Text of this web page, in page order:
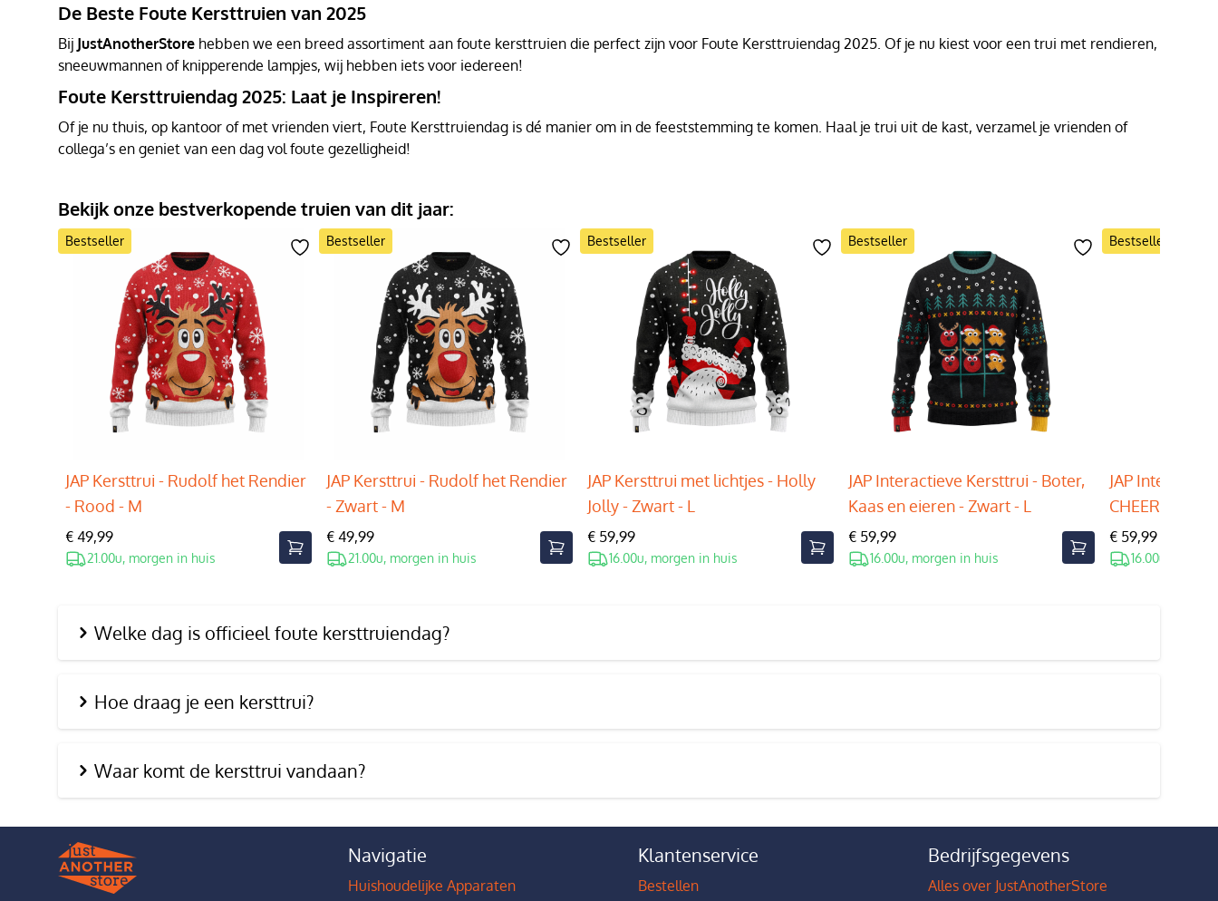
De Beste Foute Kersttruien van 2025
Bij JustAnotherStore hebben we een breed assortiment aan foute kersttruien die perfect zijn voor Foute Kersttruiendag 2025. Of je nu kiest voor een trui met rendieren,
sneeuwmannen of knipperende lampjes, wij hebben iets voor iedereen!
Foute Kersttruiendag 2025: Laat je Inspireren!
Of je nu thuis, op kantoor of met vrienden viert, Foute Kersttruiendag is dé manier om in de feeststemming te komen. Haal je trui uit de kast, verzamel je vrienden of
collega’s en geniet van een dag vol foute gezelligheid!
Bekijk onze bestverkopende truien van dit jaar:
Bestseller
JAP Kersttrui - Rudolf het Rendier
- Rood - M
€ 49,99
21.00u, morgen in huis
Bestseller
JAP Kersttrui - Rudolf het Rendier
- Zwart - M
€ 49,99
21.00u, morgen in huis
Bestseller
JAP Kersttrui met lichtjes - Holly
Jolly - Zwart - L
€ 59,99
16.00u, morgen in huis
Bestseller
JAP Interactieve Kersttrui - Boter,
Kaas en eieren - Zwart - L
€ 59,99
16.00u, morgen in huis
Bestseller
JAP
CHEERS!
€ 59,99
16.00u,
Welke dag is officieel foute kersttruiendag?
Hoe draag je een kersttrui?
Waar komt de kersttrui vandaan?
Navigatie
Huishoudelijke Apparaten
Klantenservice
Bestellen
Bedrijfsgegevens
Alles over JustAnotherStore